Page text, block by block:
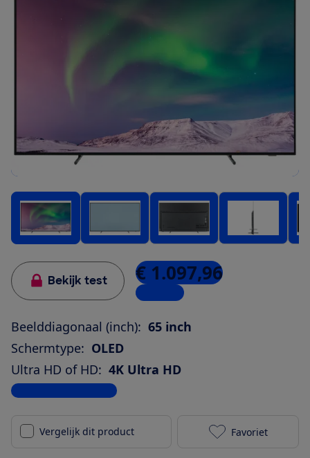
Bekijk test € 1.097,96
4 winkels
Beelddiagonaal (inch): 65 inch
Schermtype: OLED
Ultra HD of HD: 4K Ultra HD
Bekijk alle specificaties
Vergelijk dit product Philips
Favoriet